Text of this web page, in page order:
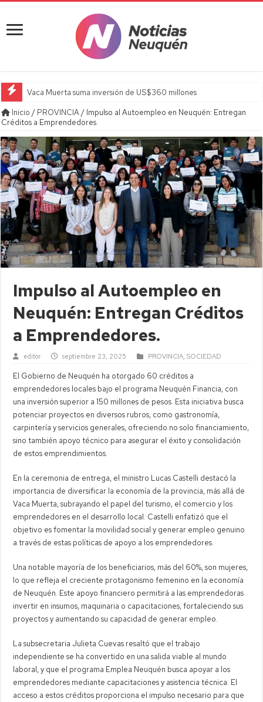
Vaca Muerta suma inversión de US$360 millones
Inicio / PROVINCIA/ Impulso al Autoempleo en Neuquén: Entregan
Créditos a Emprendedores.
Impulso al Autoempleo en
Neuquén: Entregan Créditos
a Emprendedores.
editor septiembre 23, 2025 PROVINCIA ,SOCIEDAD
El Gobierno de Neuquén ha otorgado 60 créditos a
emprendedores locales bajo el programa Neuquén Financia, con
una inversión superior a 150 millones de pesos. Esta iniciativa busca
potenciar proyectos en diversos rubros, como gastronomía,
carpintería y servicios generales, ofreciendo no solo financiamiento,
sino también apoyo técnico para asegurar el éxito y consolidación
de estos emprendimientos.
En la ceremonia de entrega, el ministro Lucas Castelli destacó la
importancia de diversificar la economía de la provincia, más allá de
Vaca Muerta, subrayando el papel del turismo, el comercio y los
emprendedores en el desarrollo local. Castelli enfatizó que el
objetivo es fomentar la movilidad social y generar empleo genuino
a través de estas políticas de apoyo a los emprendedores.
Una notable mayoría de los beneficiarios, más del 60%, son mujeres,
lo que refleja el creciente protagonismo femenino en la economía
de Neuquén. Este apoyo financiero permitirá a las emprendedoras
invertir en insumos, maquinaria o capacitaciones, fortaleciendo sus
proyectos y aumentando su capacidad de generar empleo.
La subsecretaria Julieta Cuevas resaltó que el trabajo
independiente se ha convertido en una salida viable al mundo
laboral, y que el programa Emplea Neuquén busca apoyar a los
emprendedores mediante capacitaciones y asistencia técnica. El
acceso a estos créditos proporciona el impulso necesario para que